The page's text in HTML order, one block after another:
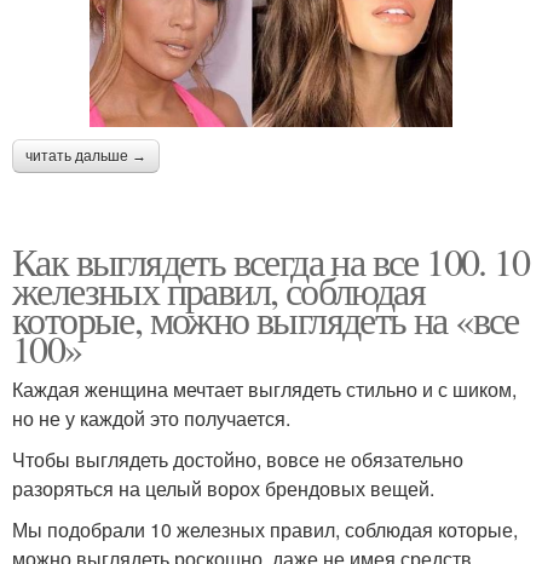
читать дальше →
Как выглядеть всегда на все 100. 10
железных правил, соблюдая
которые, можно выглядеть на «все
100»
Каждая женщина мечтает выглядеть стильно и с шиком,
но не у каждой это получается.
Чтобы выглядеть достойно, вовсе не обязательно
разоряться на целый ворох брендовых вещей.
Мы подобрали 10 железных правил, соблюдая которые,
можно выглядеть роскошно, даже не имея средств.